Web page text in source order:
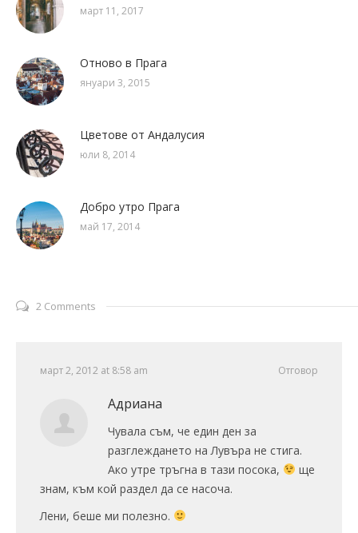
март 11, 2017
Отново в Прага
януари 3, 2015
Цветове от Андалусия
юли 8, 2014
Добро утро Прага
май 17, 2014
2 Comments
Отговор
март 2, 2012 at 8:58 am
Адриана
Чувала съм, че един ден за
разглеждането на Лувъра не стига.
Ако утре тръгна в тази посока,
ще
знам, към кой раздел да се насоча.
Лени, беше ми полезно.